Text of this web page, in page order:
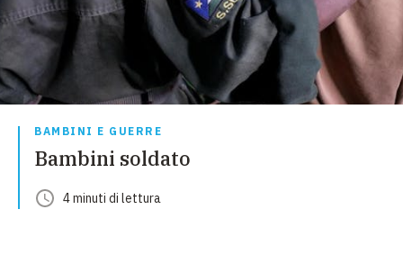
BAMBINI E GUERRE
Bambini soldato
4minuti di lettura